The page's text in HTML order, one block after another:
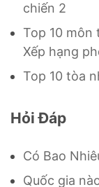
chiến 2
Top 10 môn
Xếp hạng
Top 10 tòa
Hỏi Đáp
Có Bao
Quốc gia